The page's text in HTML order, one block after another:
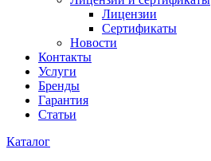
Лицензии
Сертификаты
Новости
Контакты
Услуги
Бренды
Гарантия
Статьи
Каталог